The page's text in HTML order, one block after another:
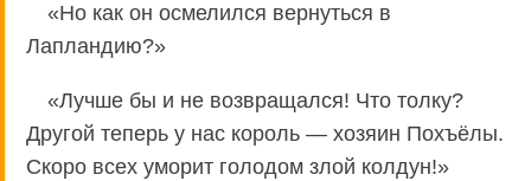
«Но как он осмелился вернуться в
Лапландию?»
«Лучше бы и не возвращался! Что толку?
Другой теперь у нас король — хозяин Похъёлы.
Скоро всех уморит голодом злой колдун!»